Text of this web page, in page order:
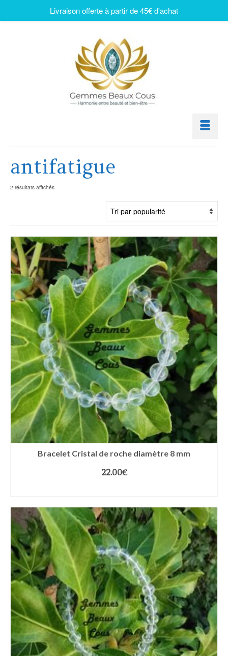
antifatigue
2 résultats affichés
Bracelet Cristal de roche diamètre 8 mm
22.00€
Livraison offerte à partir de 45€ d'achat